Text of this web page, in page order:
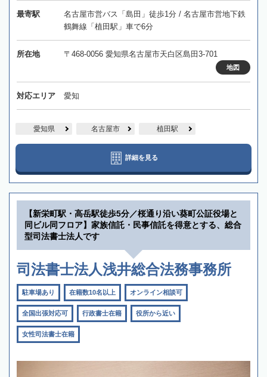
最寄駅
名古屋市営バス「島田」徒歩1分 / 名古屋市営地下鉄
鶴舞線「植田駅」車で6分
所在地 〒468-0056 愛知県名古屋市天白区島田3-701
地図
対応エリア 愛知
愛知県 名古屋市 植田駅
詳細を見る
【新栄町駅・高岳駅徒歩5分／桜通り沿い葵町公証役場と
同ビル同フロア】家族信託・民事信託を得意とする、総合
型司法書士法人です
司法書士法人浅井総合法務事務所
駐車場あり 在籍数10名以上 オンライン相談可
全国出張対応可 行政書士在籍 役所から近い
女性司法書士在籍